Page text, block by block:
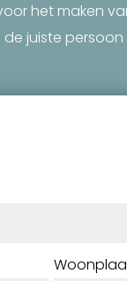
het maken
juiste